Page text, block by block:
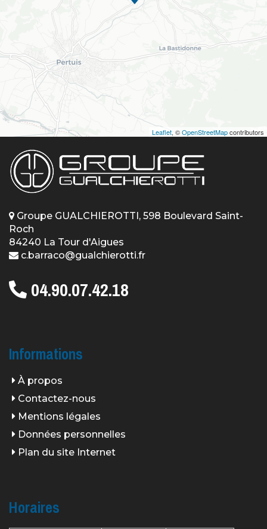
Leaflet, ©OpenStreetMapcontributors
Groupe GUALCHIEROTTI, 598 Boulevard Saint-
Roch
84240 La Tour d'Aigues
c.barraco@gualchierotti.fr
04.90.07.42.18
Informations
À propos
Contactez-nous
Mentions légales
Données personnelles
Plan du site Internet
Horaires